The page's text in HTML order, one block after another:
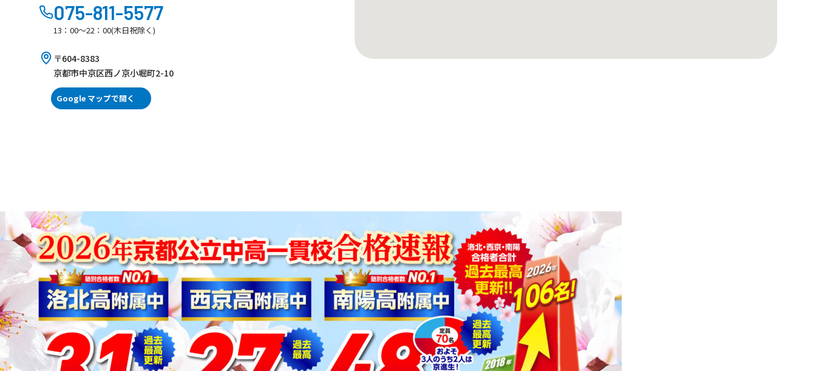
075-811-5577
13：00～22：00(木日祝除く)
〒604-8383
京都市中京区西ノ京小堀町2-10
Google マップで開く